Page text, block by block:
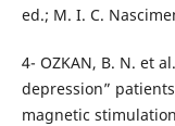
ed.; M. I. C.
4- OZKAN, B. N. et
depression”
magnetic